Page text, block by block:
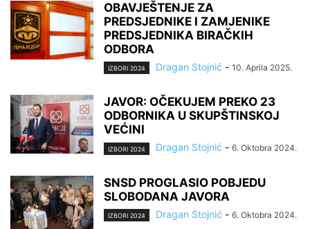
OBAVJEŠTENJE ZA
PREDSJEDNIKE I ZAMJENIKE
PREDSJEDNIKA BIRAČKIH
ODBORA
IZBORI 2024 Dragan Stojnić - 10. Aprila 2025.
JAVOR: OČEKUJEM PREKO 23
ODBORNIKA U SKUPŠTINSKOJ
VEĆINI
IZBORI 2024 Dragan Stojnić - 6. Oktobra 2024.
SNSD PROGLASIO POBJEDU
SLOBODANA JAVORA
IZBORI 2024 Dragan Stojnić - 6. Oktobra 2024.